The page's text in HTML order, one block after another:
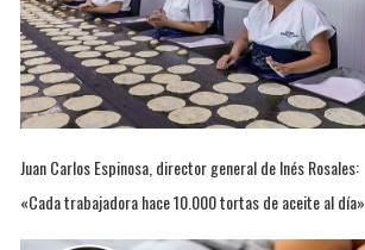
Juan Carlos Espinosa, director general de Inés Rosales:
«Cada trabajadora hace 10.000 tortas de aceite al día»